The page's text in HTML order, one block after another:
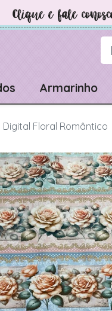
Armarinho
Floral Romântico